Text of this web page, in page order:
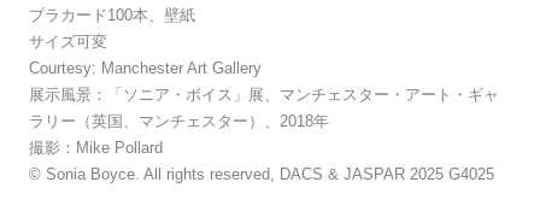
プラカード100本、壁紙
サイズ可変
Courtesy: Manchester Art Gallery
展示風景：「ソニア・ボイス」展、マンチェスター・アート・ギャ
ラリー（英国、マンチェスター）、2018年
撮影：Mike Pollard
© Sonia Boyce. All rights reserved, DACS & JASPAR 2025 G4025